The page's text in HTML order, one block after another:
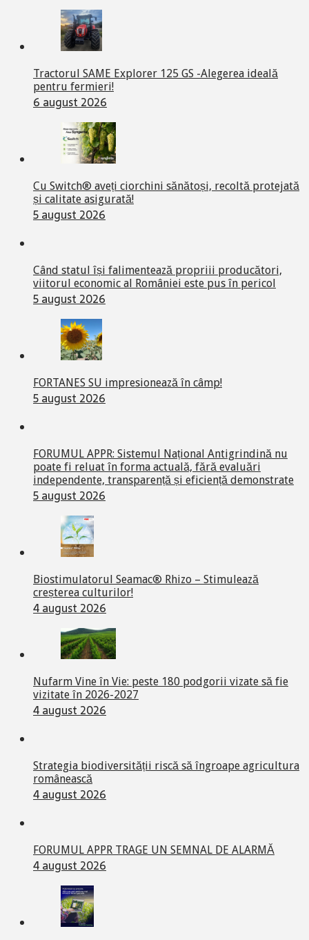
Tractorul SAME Explorer 125 GS -Alegerea ideală
pentru fermieri!
6 august 2026
Cu Switch® aveți ciorchini sănătoși, recoltă protejată
și calitate asigurată!
5 august 2026
Când statul își falimentează propriii producători,
viitorul economic al României este pus în pericol
5 august 2026
FORTANES SU impresionează în câmp!
5 august 2026
FORUMUL APPR: Sistemul Național Antigrindină nu
poate fi reluat în forma actuală, fără evaluări
independente, transparență și eficiență demonstrate
5 august 2026
Biostimulatorul Seamac® Rhizo – Stimulează
creșterea culturilor!
4 august 2026
Nufarm Vine în Vie: peste 180 podgorii vizate să fie
vizitate în 2026-2027
4 august 2026
Strategia biodiversității riscă să îngroape agricultura
românească
4 august 2026
FORUMUL APPR TRAGE UN SEMNAL DE ALARMĂ
4 august 2026